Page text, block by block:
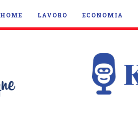
HOME LAVORO ECONOMIA